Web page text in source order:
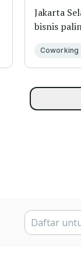
Jakarta
bisnis
Coworking